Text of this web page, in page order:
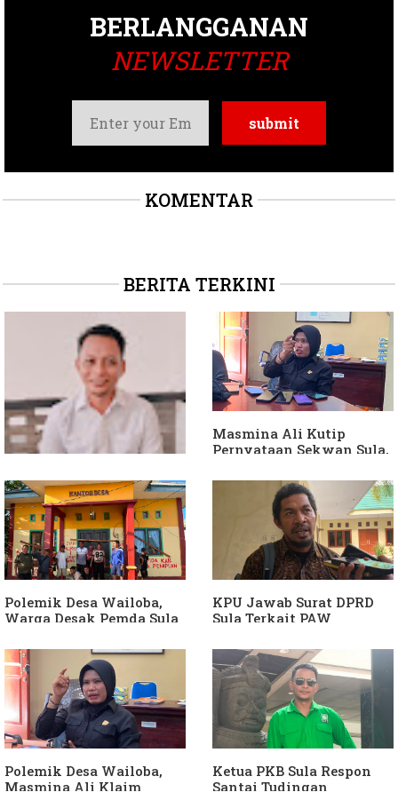
BERLANGGANAN
NEWSLETTER
KOMENTAR
BERITA TERKINI
Dituding Jadikan
Bendahara Desa Wailoba
sebagai "ATM Berjalan",
Armin Soamole: Harus
Dibuktikan
Masmina Ali Kutip
Pernyataan Sekwan Sula,
Diduga Jadikan
Keponakan "ATM
Berjalan"
Polemik Desa Wailoba,
Warga Desak Pemda Sula
APH Usut Dugaan
Penyimpangan Dana Desa
KPU Jawab Surat DPRD
Sula Terkait PAW
Hanura
Polemik Desa Wailoba,
Masmina Ali Klaim
Ketua PKB Sula Respon
Santai Tudingan